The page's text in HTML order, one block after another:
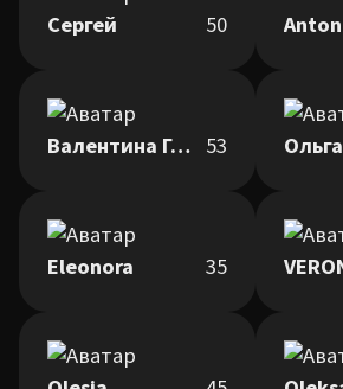
Сергей 50 Anton
Валентина Гарбузюк 53 Ольга
Eleonora 35